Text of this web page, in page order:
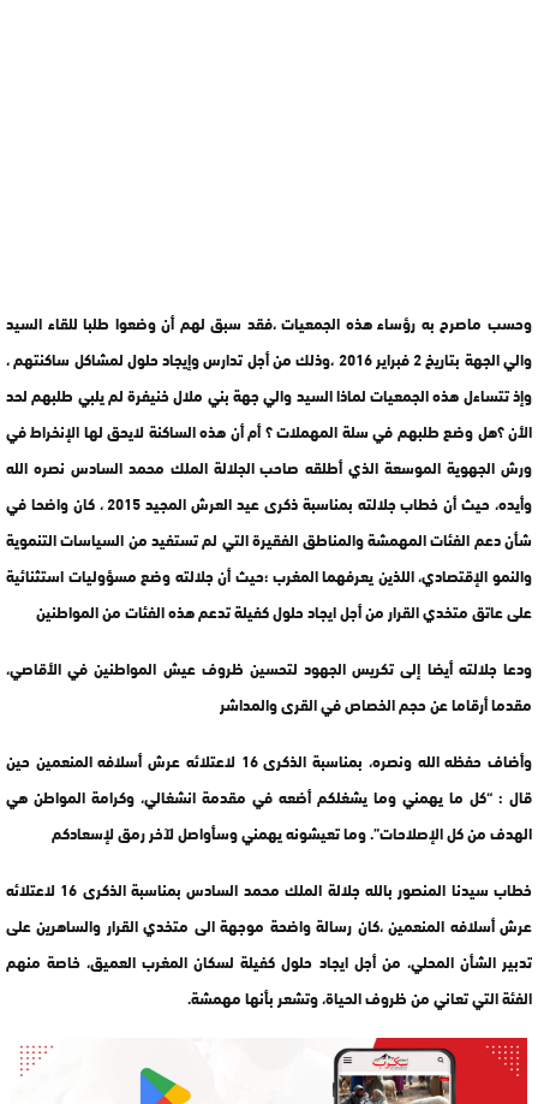
وحسب ماصرح به رؤساء هذه الجمعيات ،فقد سبق لهم أن وضعوا طلبا للقاء السيد
والي الجهة بتاريخ 2 فبراير 2016 ،وذلك من أجل تدارس وإيجاد حلول لمشاكل ساكنتهم ،
وإذ تتساءل هذه الجمعيات لماذا السيد والي جهة بني ملال خنيفرة لم يلبي طلبهم لحد
الأن ؟هل وضع طلبهم في سلة المهملات ؟ أم أن هذه الساكنة لايحق لها الإنخراط في
ورش الجهوية الموسعة الذي أطلقه صاحب الجلالة الملك محمد السادس نصره الله
وأيده، حيث أن خطاب جلالته بمناسبة ذكرى عيد العرش المجيد 2015 ، كان واضحا في
شأن دعم الفئات المهمشة والمناطق الفقيرة التي لم تستفيد من السياسات التنموية
والنمو الإقتصادي، اللذين يعرفهما المغرب ؛حيث أن جلالته وضع مسؤوليات استثنائية
على عاتق متخدي القرار من أجل ايجاد حلول كفيلة تدعم هذه الفئات من المواطنين
ودعا جلالته أيضا إلى تكريس الجهود لتحسين ظروف عيش المواطنين في الأقاصي،
مقدما أرقاما عن حجم الخصاص في القرى والمداشر
وأضاف حفظه الله ونصره، بمناسبة الذكرى 16 لاعتلائه عرش أسلافه المنعمين حين
قال : “كل ما يهمني وما يشغلكم أضعه في مقدمة انشغالي، وكرامة المواطن هي
الهدف من كل الإصلاحات”. وما تعيشونه يهمني وسأواصل لآخر رمق لإسعادكم
خطاب سيدنا المنصور بالله جلالة الملك محمد السادس بمناسبة الذكرى 16 لاعتلائه
عرش أسلافه المنعمين ،كان رسالة واضحة موجهة الى متخدي القرار والساهرين على
تدبير الشأن المحلي، من أجل ايجاد حلول كفيلة لسكان المغرب العميق، خاصة منهم
الفئة التي تعاني من ظروف الحياة، وتشعر بأنها مهمشة.